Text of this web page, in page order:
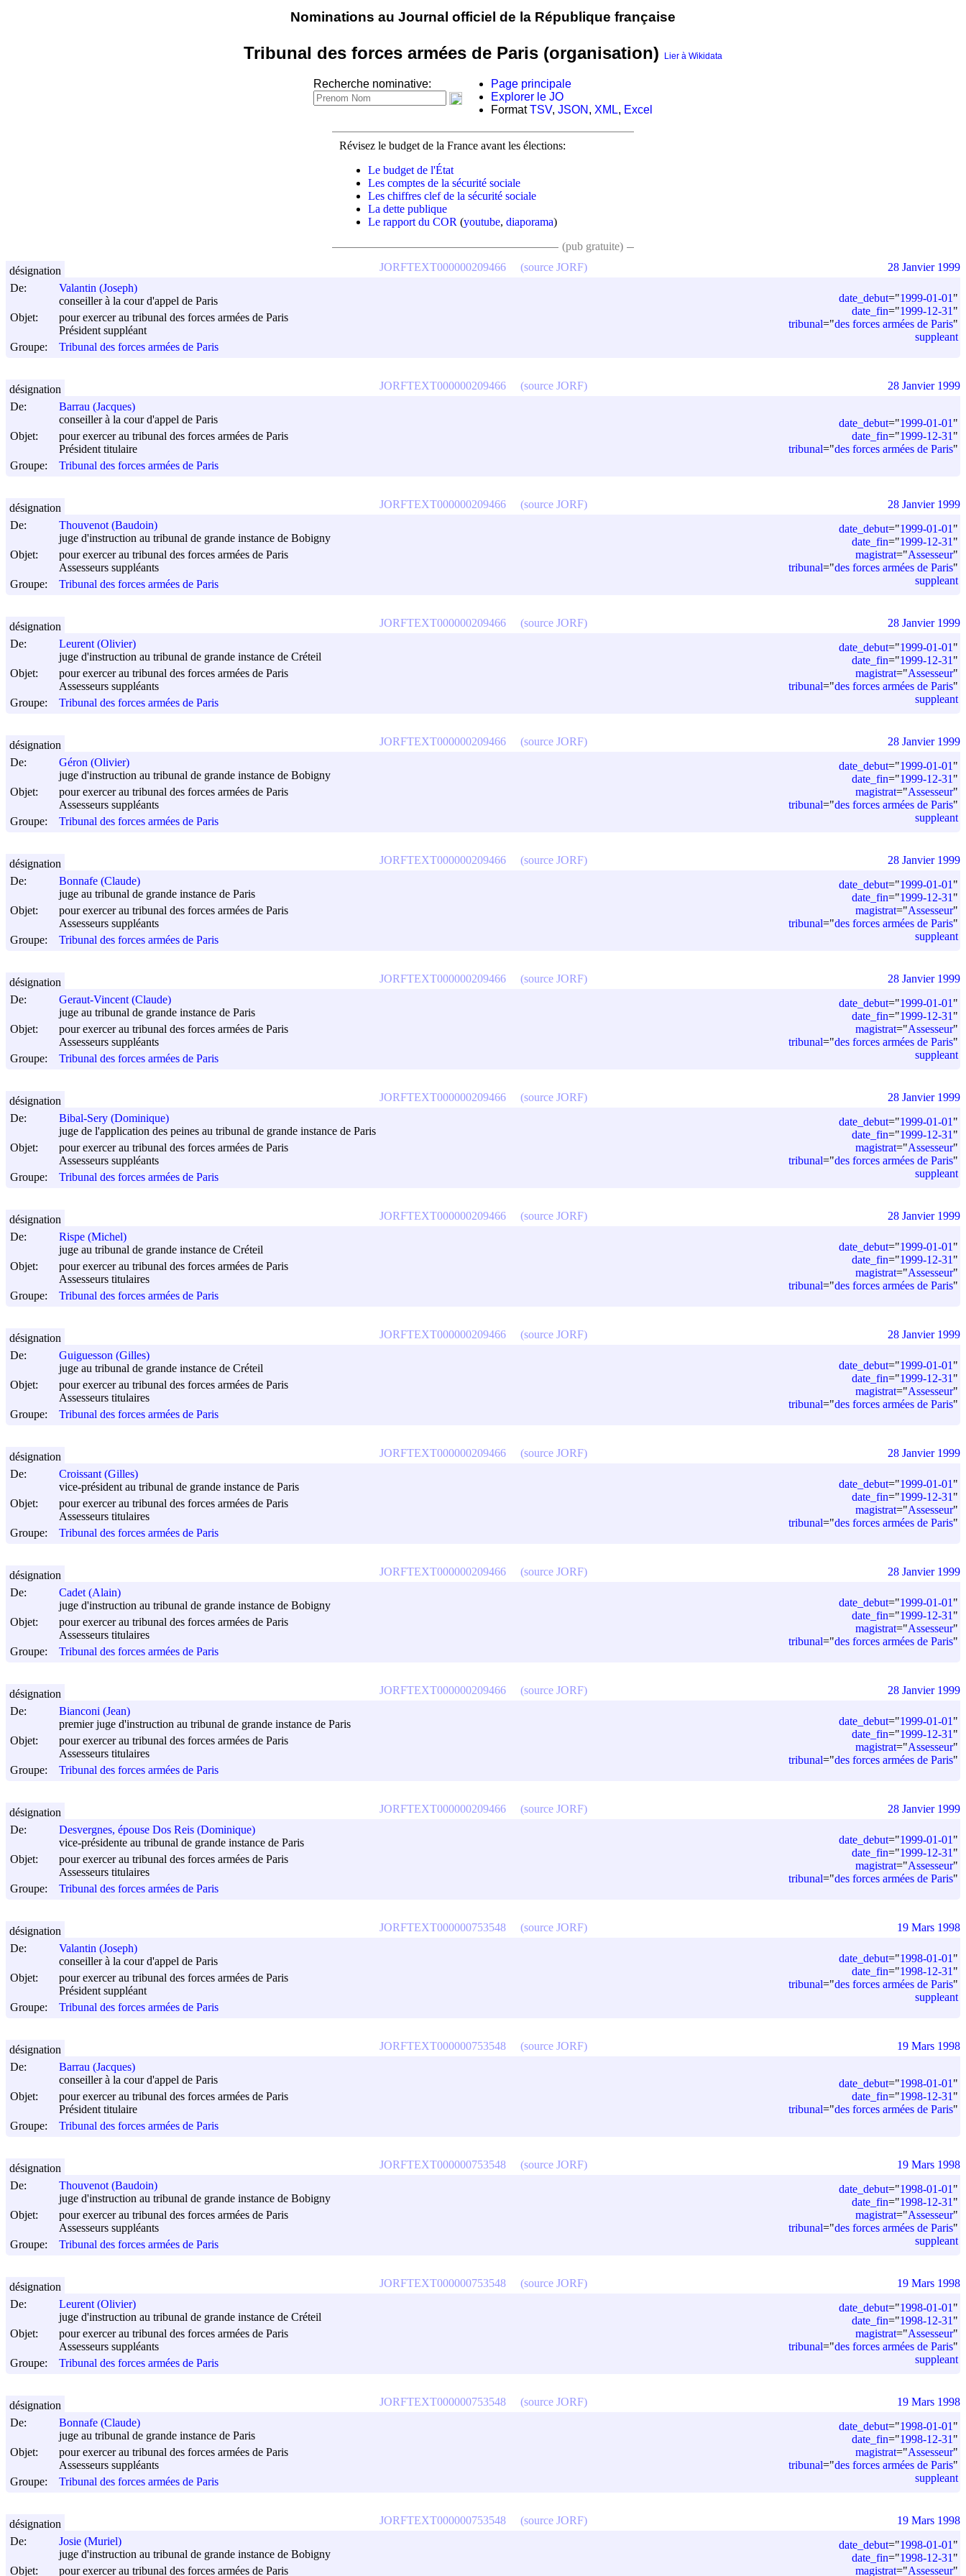
Nominations au Journal officiel de la République française
Tribunal des forces armées de Paris (organisation) Lier à Wikidata
Recherche nominative:
Page principale
Explorer le JO
FormatTSV, JSON , XML, Excel
Révisez le budget de la France avant les élections:
Le budget de l'État
Les comptes de la sécurité sociale
Les chiffres clef de la sécurité sociale
La dette publique
Le rapport du COR (youtube, diaporama)
(pub gratuite)
De:
Valantin (Joseph)
conseiller à la cour d'appel de Paris
Objet:
pour exercer au tribunal des forces armées de Paris
Président suppléant
Groupe:
Tribunal des forces armées de Paris
date_debut="1999-01-01 "
date_fin="1999-12-31 "
tribunal="des forces armées de Paris"
suppleant
JORFTEXT000000209466 (source JORF)
désignation 28 Janvier 1999
De:
Barrau (Jacques)
conseiller à la cour d'appel de Paris
Objet:
pour exercer au tribunal des forces armées de Paris
Président titulaire
Groupe:
Tribunal des forces armées de Paris
date_debut="1999-01-01 "
date_fin="1999-12-31 "
tribunal="des forces armées de Paris"
JORFTEXT000000209466 (source JORF)
désignation 28 Janvier 1999
De:
Thouvenot (Baudoin)
juge d'instruction au tribunal de grande instance de Bobigny
Objet:
pour exercer au tribunal des forces armées de Paris
Assesseurs suppléants
Groupe:
Tribunal des forces armées de Paris
date_debut="1999-01-01 "
date_fin="1999-12-31 "
magistrat="Assesseur"
tribunal="des forces armées de Paris"
suppleant
JORFTEXT000000209466 (source JORF)
désignation 28 Janvier 1999
De:
Leurent (Olivier)
juge d'instruction au tribunal de grande instance de Créteil
Objet:
pour exercer au tribunal des forces armées de Paris
Assesseurs suppléants
Groupe:
Tribunal des forces armées de Paris
date_debut="1999-01-01 "
date_fin="1999-12-31 "
magistrat="Assesseur"
tribunal="des forces armées de Paris"
suppleant
JORFTEXT000000209466 (source JORF)
désignation 28 Janvier 1999
De:
Géron (Olivier)
juge d'instruction au tribunal de grande instance de Bobigny
Objet:
pour exercer au tribunal des forces armées de Paris
Assesseurs suppléants
Groupe:
Tribunal des forces armées de Paris
date_debut="1999-01-01 "
date_fin="1999-12-31 "
magistrat="Assesseur"
tribunal="des forces armées de Paris"
suppleant
JORFTEXT000000209466 (source JORF)
désignation 28 Janvier 1999
De:
Bonnafe (Claude)
juge au tribunal de grande instance de Paris
Objet:
pour exercer au tribunal des forces armées de Paris
Assesseurs suppléants
Groupe:
Tribunal des forces armées de Paris
date_debut="1999-01-01 "
date_fin="1999-12-31 "
magistrat="Assesseur"
tribunal="des forces armées de Paris"
suppleant
JORFTEXT000000209466 (source JORF)
désignation 28 Janvier 1999
De:
Geraut-Vincent (Claude)
juge au tribunal de grande instance de Paris
Objet:
pour exercer au tribunal des forces armées de Paris
Assesseurs suppléants
Groupe:
Tribunal des forces armées de Paris
date_debut="1999-01-01 "
date_fin="1999-12-31 "
magistrat="Assesseur"
tribunal="des forces armées de Paris"
suppleant
JORFTEXT000000209466 (source JORF)
désignation 28 Janvier 1999
De:
Bibal-Sery (Dominique)
juge de l'application des peines au tribunal de grande instance de Paris
Objet:
pour exercer au tribunal des forces armées de Paris
Assesseurs suppléants
Groupe:
Tribunal des forces armées de Paris
date_debut="1999-01-01 "
date_fin="1999-12-31 "
magistrat="Assesseur"
tribunal="des forces armées de Paris"
suppleant
JORFTEXT000000209466 (source JORF)
désignation 28 Janvier 1999
De:
Rispe (Michel)
juge au tribunal de grande instance de Créteil
Objet:
pour exercer au tribunal des forces armées de Paris
Assesseurs titulaires
Groupe:
Tribunal des forces armées de Paris
date_debut="1999-01-01 "
date_fin="1999-12-31 "
magistrat="Assesseur"
tribunal="des forces armées de Paris"
JORFTEXT000000209466 (source JORF)
désignation 28 Janvier 1999
De:
Guiguesson (Gilles)
juge au tribunal de grande instance de Créteil
Objet:
pour exercer au tribunal des forces armées de Paris
Assesseurs titulaires
Groupe:
Tribunal des forces armées de Paris
date_debut="1999-01-01 "
date_fin="1999-12-31 "
magistrat="Assesseur"
tribunal="des forces armées de Paris"
JORFTEXT000000209466 (source JORF)
désignation 28 Janvier 1999
De:
Croissant (Gilles)
vice-président au tribunal de grande instance de Paris
Objet:
pour exercer au tribunal des forces armées de Paris
Assesseurs titulaires
Groupe:
Tribunal des forces armées de Paris
date_debut="1999-01-01 "
date_fin="1999-12-31 "
magistrat="Assesseur"
tribunal="des forces armées de Paris"
JORFTEXT000000209466 (source JORF)
désignation 28 Janvier 1999
De:
Cadet (Alain)
juge d'instruction au tribunal de grande instance de Bobigny
Objet:
pour exercer au tribunal des forces armées de Paris
Assesseurs titulaires
Groupe:
Tribunal des forces armées de Paris
date_debut="1999-01-01 "
date_fin="1999-12-31 "
magistrat="Assesseur"
tribunal="des forces armées de Paris"
JORFTEXT000000209466 (source JORF)
désignation 28 Janvier 1999
De:
Bianconi (Jean)
premier juge d'instruction au tribunal de grande instance de Paris
Objet:
pour exercer au tribunal des forces armées de Paris
Assesseurs titulaires
Groupe:
Tribunal des forces armées de Paris
date_debut="1999-01-01 "
date_fin="1999-12-31 "
magistrat="Assesseur"
tribunal="des forces armées de Paris"
JORFTEXT000000209466 (source JORF)
désignation 28 Janvier 1999
De:
Desvergnes, épouse Dos Reis (Dominique)
vice-présidente au tribunal de grande instance de Paris
Objet:
pour exercer au tribunal des forces armées de Paris
Assesseurs titulaires
Groupe:
Tribunal des forces armées de Paris
date_debut="1999-01-01 "
date_fin="1999-12-31 "
magistrat="Assesseur"
tribunal="des forces armées de Paris"
JORFTEXT000000209466 (source JORF)
désignation 28 Janvier 1999
De:
Valantin (Joseph)
conseiller à la cour d'appel de Paris
Objet:
pour exercer au tribunal des forces armées de Paris
Président suppléant
Groupe:
Tribunal des forces armées de Paris
date_debut="1998-01-01 "
date_fin="1998-12-31 "
tribunal="des forces armées de Paris"
suppleant
JORFTEXT000000753548 (source JORF)
désignation 19 Mars 1998
De:
Barrau (Jacques)
conseiller à la cour d'appel de Paris
Objet:
pour exercer au tribunal des forces armées de Paris
Président titulaire
Groupe:
Tribunal des forces armées de Paris
date_debut="1998-01-01 "
date_fin="1998-12-31 "
tribunal="des forces armées de Paris"
JORFTEXT000000753548 (source JORF)
désignation 19 Mars 1998
De:
Thouvenot (Baudoin)
juge d'instruction au tribunal de grande instance de Bobigny
Objet:
pour exercer au tribunal des forces armées de Paris
Assesseurs suppléants
Groupe:
Tribunal des forces armées de Paris
date_debut="1998-01-01 "
date_fin="1998-12-31 "
magistrat="Assesseur"
tribunal="des forces armées de Paris"
suppleant
JORFTEXT000000753548 (source JORF)
désignation 19 Mars 1998
De:
Leurent (Olivier)
juge d'instruction au tribunal de grande instance de Créteil
Objet:
pour exercer au tribunal des forces armées de Paris
Assesseurs suppléants
Groupe:
Tribunal des forces armées de Paris
date_debut="1998-01-01 "
date_fin="1998-12-31 "
magistrat="Assesseur"
tribunal="des forces armées de Paris"
suppleant
JORFTEXT000000753548 (source JORF)
désignation 19 Mars 1998
De:
Bonnafe (Claude)
juge au tribunal de grande instance de Paris
Objet:
pour exercer au tribunal des forces armées de Paris
Assesseurs suppléants
Groupe:
Tribunal des forces armées de Paris
date_debut="1998-01-01 "
date_fin="1998-12-31 "
magistrat="Assesseur"
tribunal="des forces armées de Paris"
suppleant
JORFTEXT000000753548 (source JORF)
désignation 19 Mars 1998
De:
Josie (Muriel)
juge d'instruction au tribunal de grande instance de Bobigny
Objet:
pour exercer au tribunal des forces armées de Paris
date_debut="1998-01-01 "
date_fin="1998-12-31 "
magistrat="Assesseur"
JORFTEXT000000753548 (source JORF)
désignation 19 Mars 1998